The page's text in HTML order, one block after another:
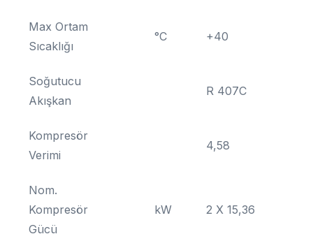
Max Ortam
Sıcaklığı
°C +40
Soğutucu
Akışkan
R 407C
Kompresör
Verimi
4,58
Nom.
Kompresör
Gücü
kW 2 X 15,36